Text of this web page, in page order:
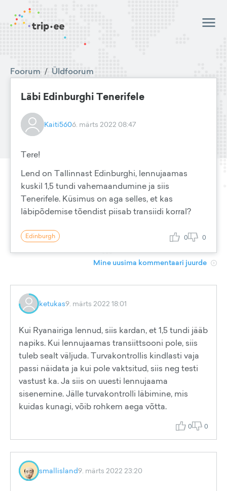
Foorum / Üldfoorum
Läbi Edinburghi Tenerifele
Kaiti5606. märts 2022 08:47
Tere!
Lend on Tallinnast Edinburghi, lennujaamas
kuskil 1,5 tundi vahemaandumine ja siis
Tenerifele. Küsimus on aga selles, et kas
läbipõdemise tõendist piisab transiidi korral?
Edinburgh 0 0
Mine uusima kommentaari juurde
ketukas9. märts 2022 18:01
Kui Ryanairiga lennud, siis kardan, et 1,5 tundi jääb
napiks. Kui lennujaamas transiittsooni pole, siis
tuleb sealt väljuda. Turvakontrollis kindlasti vaja
passi näidata ja kui pole vaktsitud, siis neg testi
vastust ka. Ja siis on uuesti lennujaama
sisenemine. Jälle turvakontrolli läbimine, mis
kuidas kunagi, võib rohkem aega võtta.
0 0
smallisland9. märts 2022 23:20